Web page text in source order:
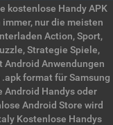
kostenlose Handy APK
nur die meisten
Action, Sport,
Strategie Spiele,
Anwendungen
format für Samsung
Android Handys oder
Android Store wird
Kostenlose Handys